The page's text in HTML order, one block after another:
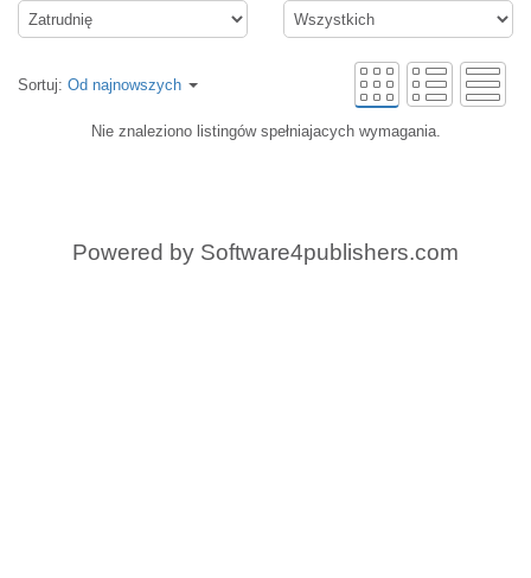
Sortuj: Od najnowszych
Nie znaleziono listingów spełniajacych wymagania.
Powered by Software4publishers.com